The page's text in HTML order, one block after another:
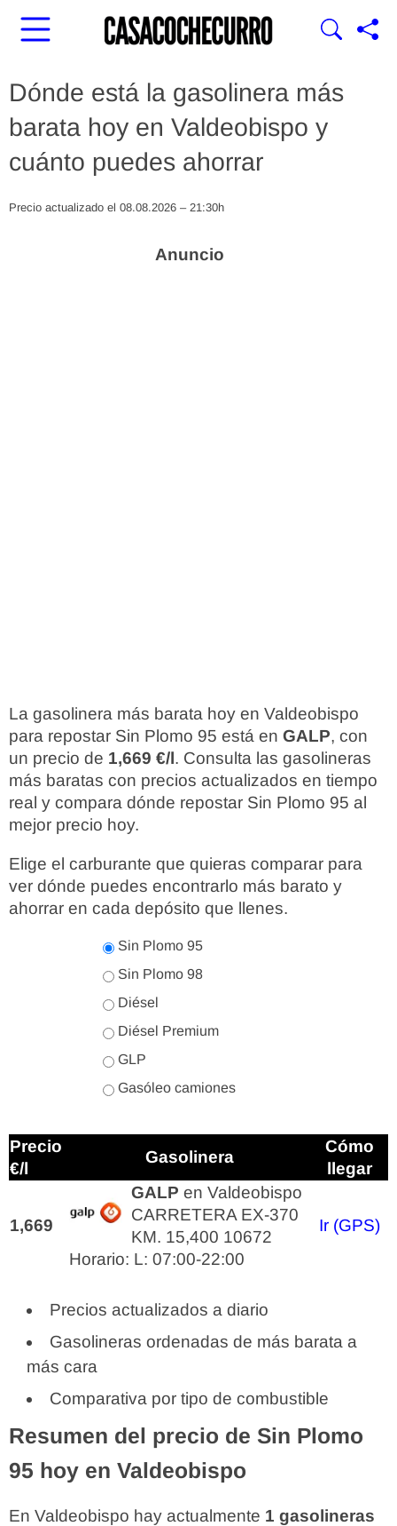
Dónde está la gasolinera más
barata hoy en Valdeobispo y
cuánto puedes ahorrar
Precio actualizado el 08.08.2026 – 21:30h
La gasolinera más barata hoy en Valdeobispo
para repostar Sin Plomo 95 está en GALP, con
un precio de 1,669 €/l. Consulta las gasolineras
más baratas con precios actualizados en tiempo
real y compara dónde repostar Sin Plomo 95 al
mejor precio hoy.
Elige el carburante que quieras comparar para
ver dónde puedes encontrarlo más barato y
ahorrar en cada depósito que llenes.
Sin Plomo 95
Sin Plomo 98
Diésel
Diésel Premium
GLP
Gasóleo camiones
Precio
€/l
Gasolinera
Cómo
llegar
1,669
GALP en Valdeobispo
CARRETERA EX-370
KM. 15,400 10672
Horario: L: 07:00-22:00
Ir (GPS)
Precios actualizados a diario
Gasolineras ordenadas de más barata a
más cara
Comparativa por tipo de combustible
Resumen del precio de Sin Plomo
95 hoy en Valdeobispo
En Valdeobispo hay actualmente 1 gasolineras